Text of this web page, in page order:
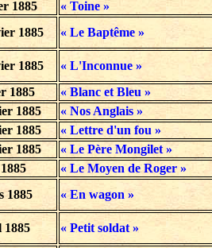
1885
« Toine »
1885
« Le Baptême »
1885
« L'Inconnue »
1885
« Blanc et Bleu »
1885
« Nos Anglais »
1885
« Lettre d'un fou »
1885
« Le Père Mongilet »
« Le Moyen de Roger »
1885
« En wagon »
1885
« Petit soldat »